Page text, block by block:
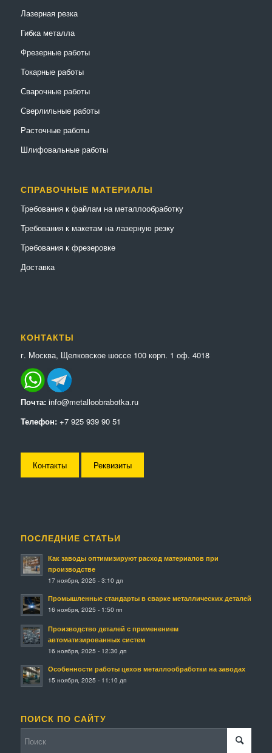
Лазерная резка
Гибка металла
Фрезерные работы
Токарные работы
Сварочные работы
Сверлильные работы
Расточные работы
Шлифовальные работы
СПРАВОЧНЫЕ МАТЕРИАЛЫ
Требования к файлам на металлообработку
Требования к макетам на лазерную резку
Требования к фрезеровке
Доставка
КОНТАКТЫ
г. Москва, Щелковское шоссе 100 корп. 1 оф. 4018
Почта: info@metalloobrabotka.ru
Телефон: +7 925 939 90 51
Контакты Реквизиты
ПОСЛЕДНИЕ СТАТЬИ
Как заводы оптимизируют расход материалов при
производстве
17 ноября, 2025 - 3:10 дп
Промышленные стандарты в сварке металлических деталей
16 ноября, 2025 - 1:50 пп
Производство деталей с применением
автоматизированных систем
16 ноября, 2025 - 12:30 дп
Особенности работы цехов металлообработки на заводах
15 ноября, 2025 - 11:10 дп
ПОИСК ПО САЙТУ